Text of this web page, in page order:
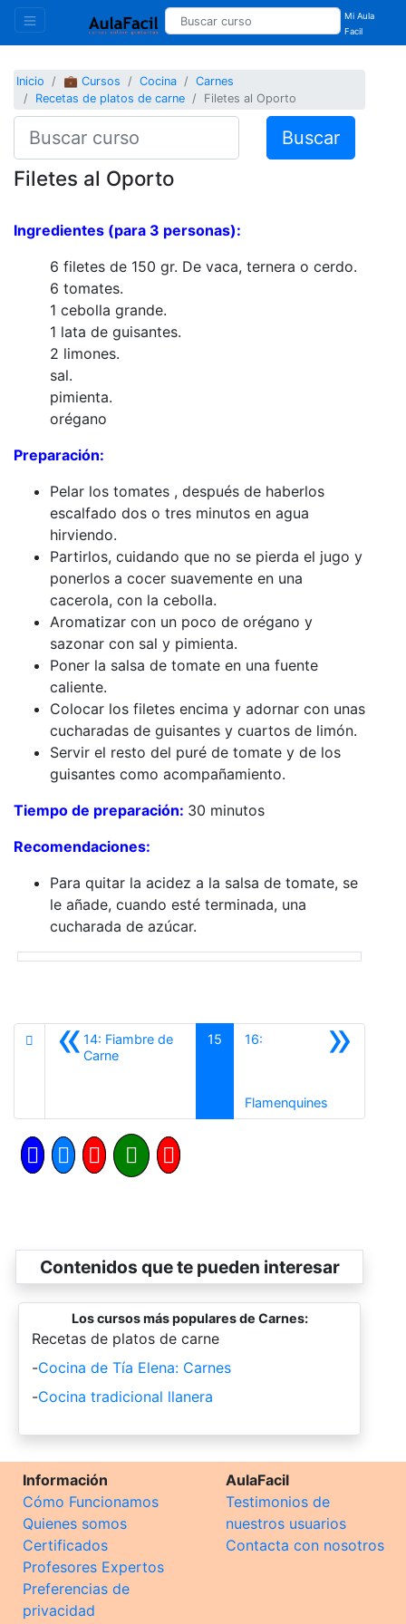
Mi Aula
Facil
Inicio 💼 Cursos Cocina
Carnes
Recetas de platos de carne
Filetes al Oporto
Buscar
Filetes al Oporto
Ingredientes (para 3 personas):
6 filetes de 150 gr. De vaca, ternera o cerdo.
6 tomates.
1 cebolla grande.
1 lata de guisantes.
2 limones.
sal.
pimienta.
orégano
Preparación:
Pelar los tomates , después de haberlos
escalfado dos o tres minutos en agua
hirviendo.
Partirlos, cuidando que no se pierda el jugo y
ponerlos a cocer suavemente en una
cacerola, con la cebolla.
Aromatizar con un poco de orégano y
sazonar con sal y pimienta.
Poner la salsa de tomate en una fuente
caliente.
Colocar los filetes encima y adornar con unas
cucharadas de guisantes y cuartos de limón.
Servir el resto del puré de tomate y de los
guisantes como acompañamiento.
Tiempo de preparación: 30 minutos
Recomendaciones:
Para quitar la acidez a la salsa de tomate, se
le añade, cuando esté terminada, una
cucharada de azúcar.
«14: Fiambre de
CarneAnterior
15 »
16:
Flamenquines
Contenidos que te pueden interesar
Los cursos más populares de Carnes:
-
Recetas de platos de carne
-Cocina de Tía Elena: Carnes
-Cocina tradicional llanera
Información
Cómo Funcionamos
Quienes somos
Certificados
Profesores Expertos
Preferencias de
privacidad
AulaFacil
Testimonios de
nuestros usuarios
Contacta con nosotros